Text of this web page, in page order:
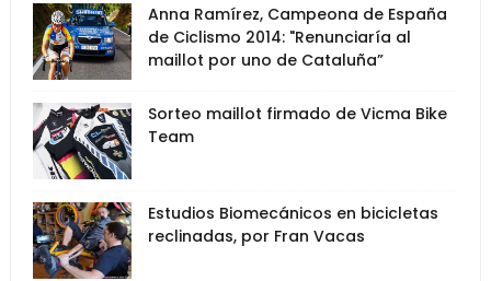
Anna Ramírez, Campeona de España
de Ciclismo 2014: "Renunciaría al
maillot por uno de Cataluña”
Sorteo maillot firmado de Vicma Bike
Team
Estudios Biomecánicos en bicicletas
reclinadas, por Fran Vacas